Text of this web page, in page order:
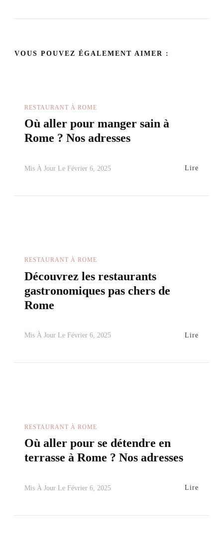
VOUS POUVEZ ÉGALEMENT AIMER :
RESTAURANT À ROME
Où aller pour manger sain à
Rome ? Nos adresses
Mis À Jour Le Février 6, 2025 Lire
RESTAURANT À ROME
Découvrez les restaurants
gastronomiques pas chers de
Rome
Mis À Jour Le Février 6, 2025 Lire
RESTAURANT À ROME
Où aller pour se détendre en
terrasse à Rome ? Nos adresses
Mis À Jour Le Février 6, 2025 Lire